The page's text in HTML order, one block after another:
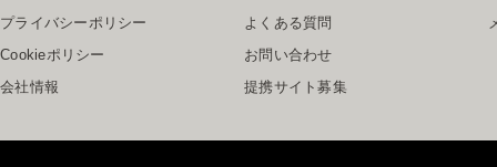
プライバシーポリシー
Cookieポリシー
会社情報
よくある質問
お問い合わせ
提携サイト募集